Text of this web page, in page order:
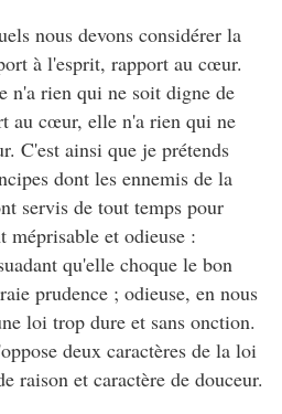
nous devons considérer la
à l'esprit, rapport au cœur.
n'a rien qui ne soit digne de
au cœur, elle n'a rien qui ne
C'est ainsi que je prétends
dont les ennemis de la
servis de tout temps pour
méprisable et odieuse :
qu'elle choque le bon
prudence ; odieuse, en nous
loi trop dure et sans onction.
deux caractères de la loi
raison et caractère de douceur.